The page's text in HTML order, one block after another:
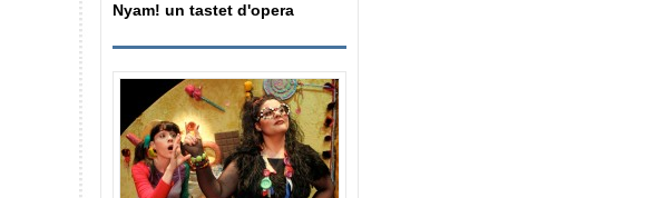
Nyam! un tastet d'opera